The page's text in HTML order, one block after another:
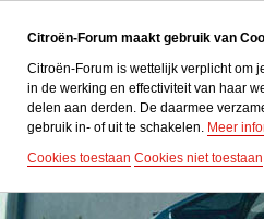
Citroën-Forum maakt gebruik van
Citroën-Forum is wettelijk verplicht om
in de werking en effectiviteit van haar
delen aan derden. De daarmee
gebruik in- of uit te schakelen. Meer
Cookies toestaan Cookies niet toestaan